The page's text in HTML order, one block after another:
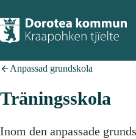
Anpassad grundskola
Träningsskola
Inom den anpassade